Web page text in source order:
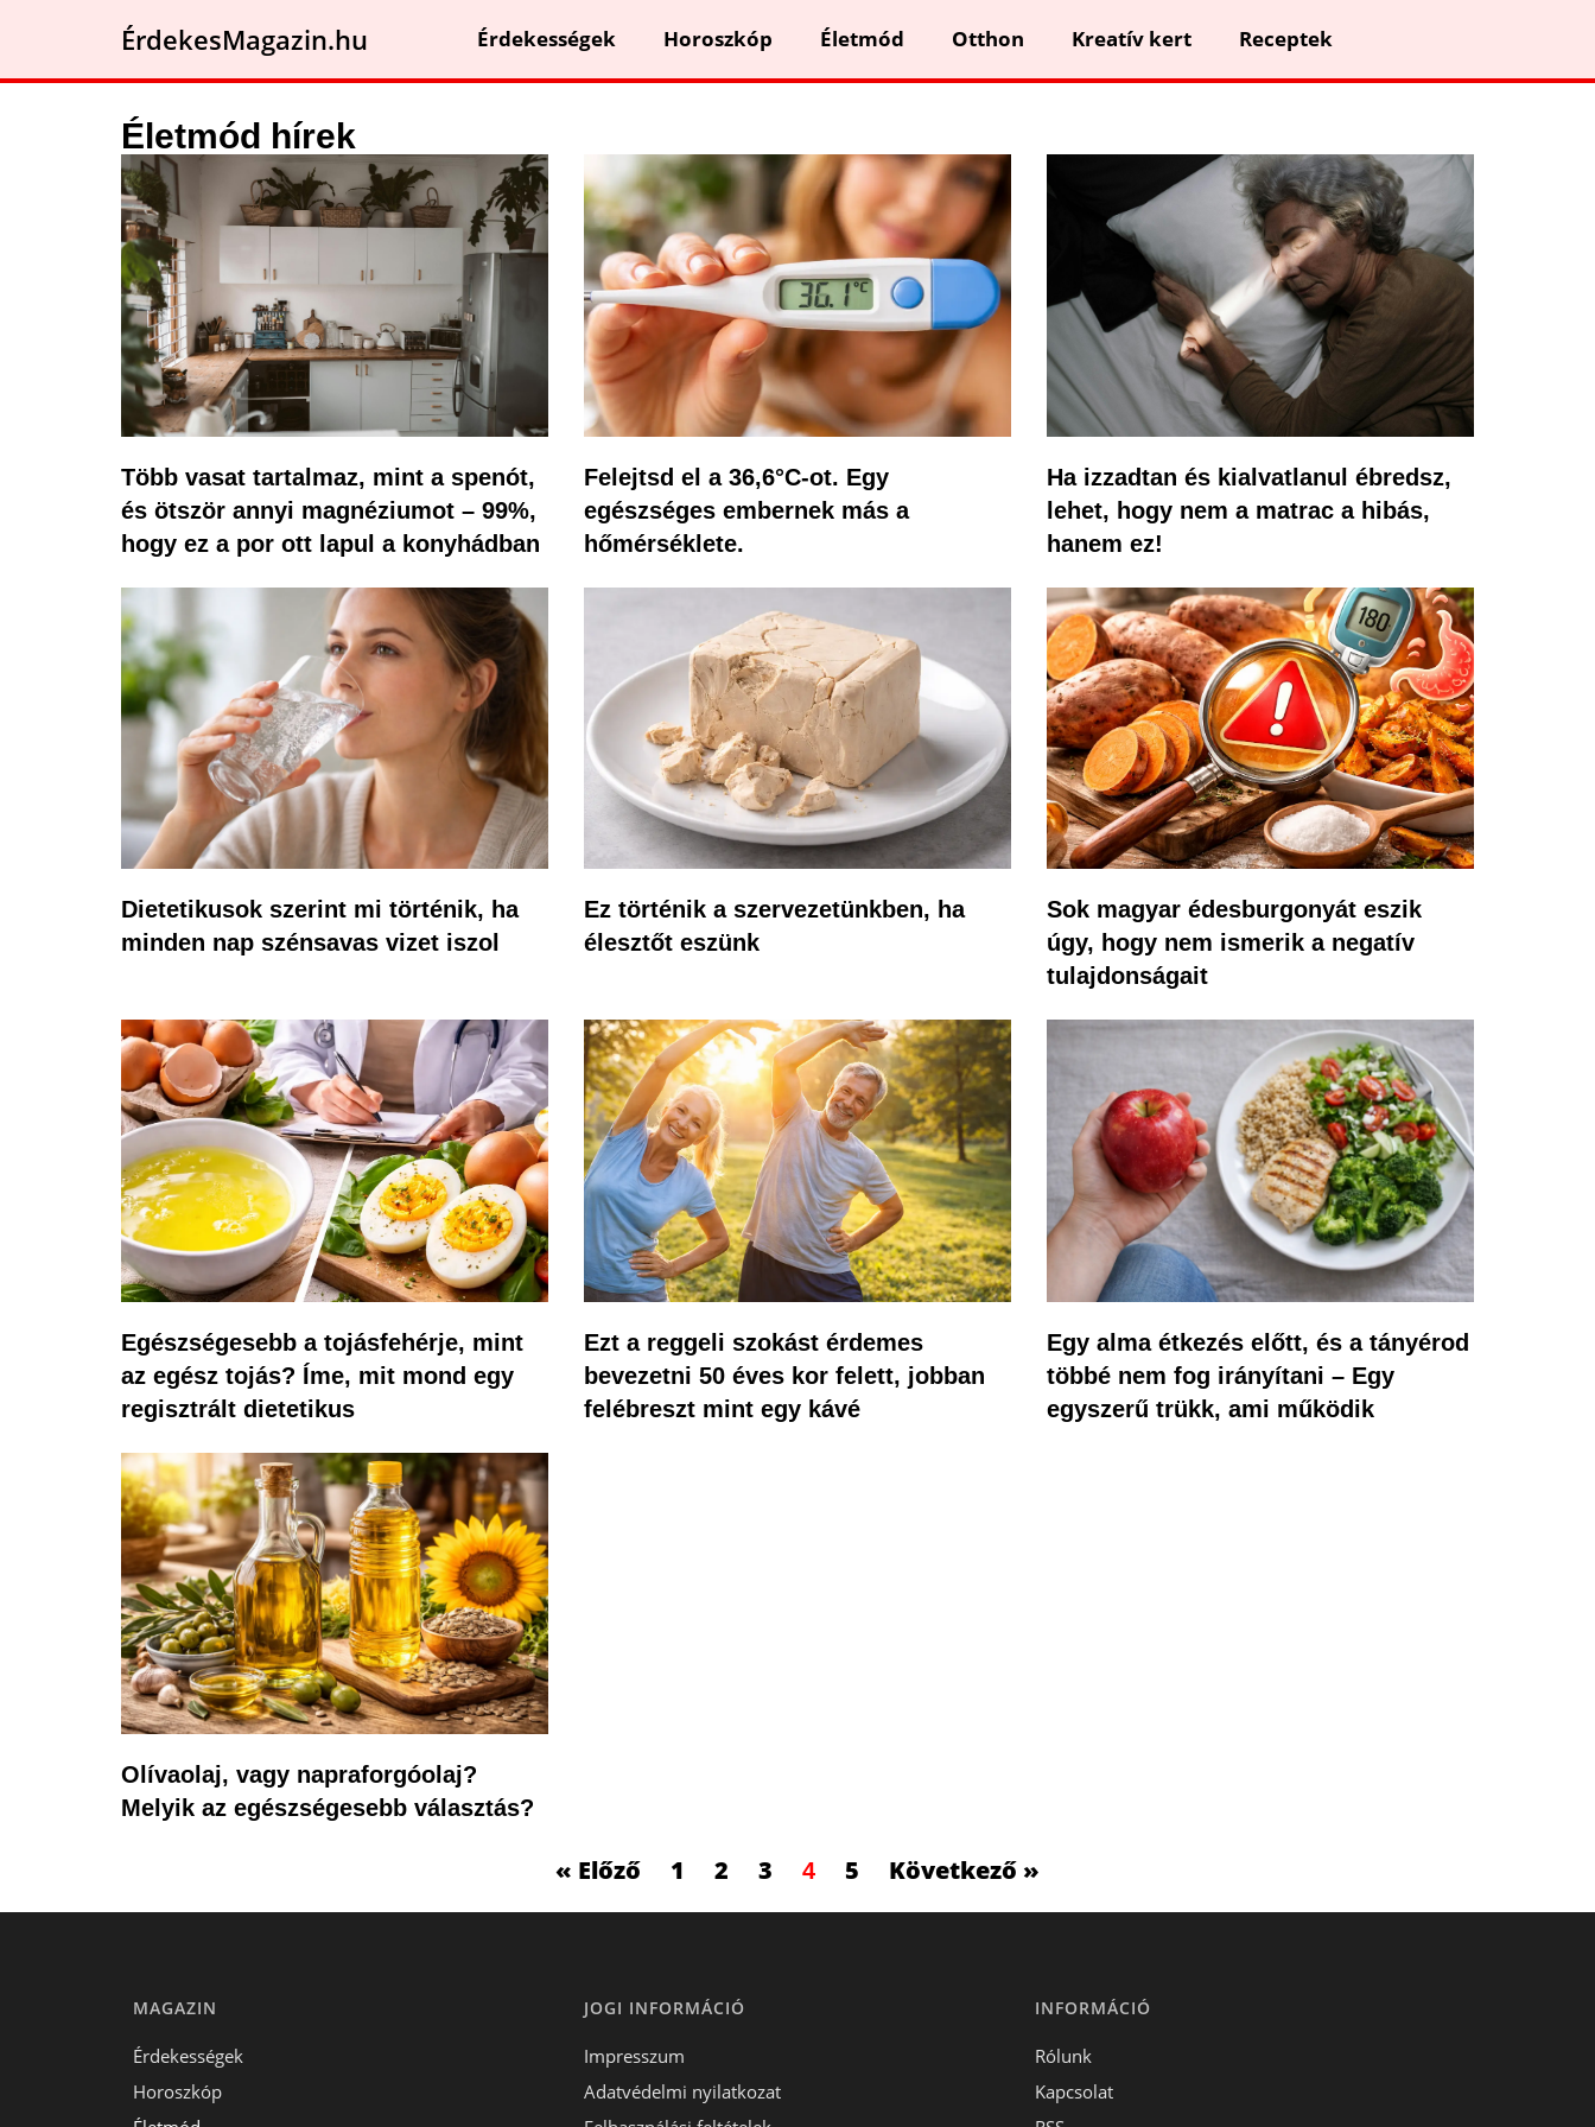
ÉrdekesMagazin.hu Érdekességek Horoszkóp Életmód Otthon Kreatív kert Receptek
Életmód hírek
Több vasat tartalmaz, mint a spenót,
és ötször annyi magnéziumot – 99%,
hogy ez a por ott lapul a konyhádban
Felejtsd el a 36,6°C-ot. Egy
egészséges embernek más a
hőmérséklete.
Ha izzadtan és kialvatlanul ébredsz,
lehet, hogy nem a matrac a hibás,
hanem ez!
Dietetikusok szerint mi történik, ha
minden nap szénsavas vizet iszol
Ez történik a szervezetünkben, ha
élesztőt eszünk
Sok magyar édesburgonyát eszik
úgy, hogy nem ismerik a negatív
tulajdonságait
Egészségesebb a tojásfehérje, mint
az egész tojás? Íme, mit mond egy
regisztrált dietetikus
Ezt a reggeli szokást érdemes
bevezetni 50 éves kor felett, jobban
felébreszt mint egy kávé
Egy alma étkezés előtt, és a tányérod
többé nem fog irányítani – Egy
egyszerű trükk, ami működik
Olívaolaj, vagy napraforgóolaj?
Melyik az egészségesebb választás?
« Előző 1 2 3 4 5 Következő »
MAGAZIN
Érdekességek
Horoszkóp
JOGI INFORMÁCIÓ
Impresszum
Adatvédelmi nyilatkozat
INFORMÁCIÓ
Rólunk
Kapcsolat